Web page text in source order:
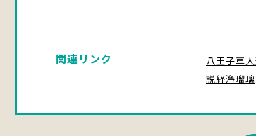
関連リンク
八王子車
説経浄瑠璃